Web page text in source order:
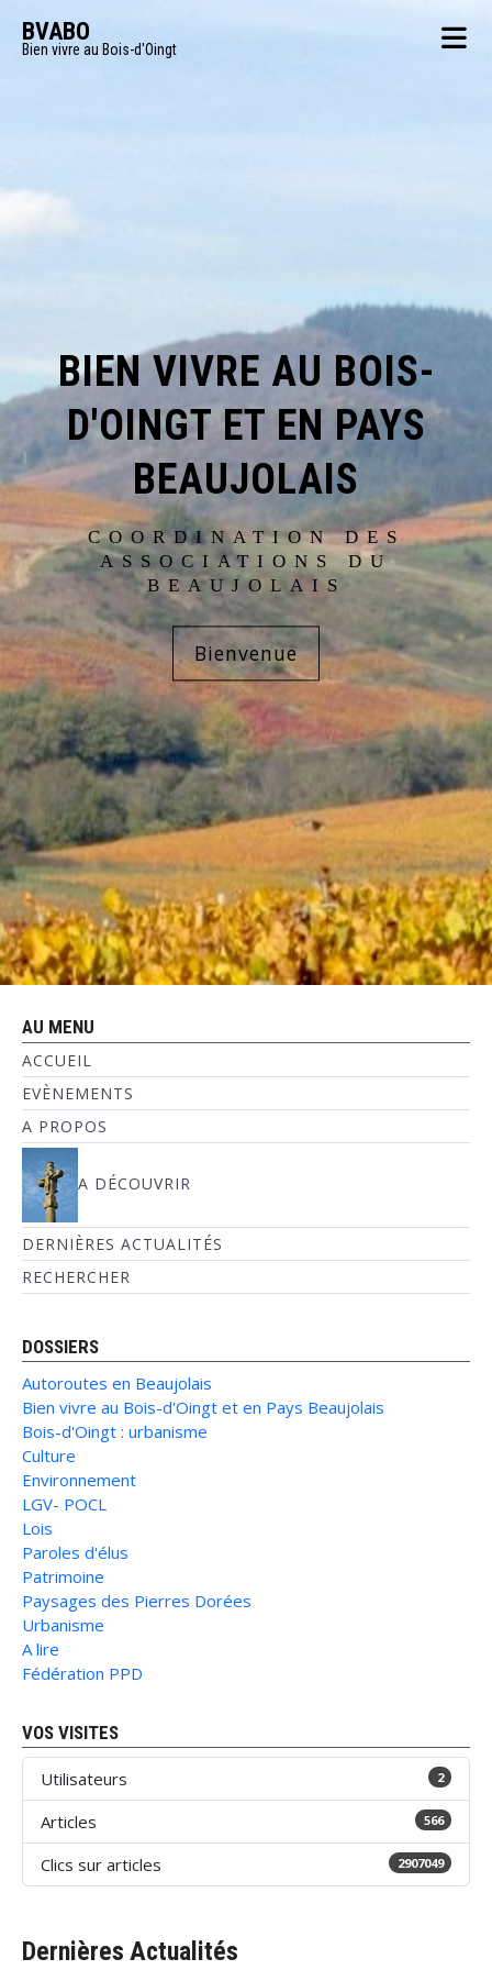
BVABO
Bien vivre au Bois-d'Oingt
BIEN VIVRE AU BOIS-
D'OINGT ET EN PAYS
BEAUJOLAIS
COORDINATION DES
ASSOCIATIONS DU
BEAUJOLAIS
Bienvenue
AU MENU
ACCUEIL
EVÈNEMENTS
A PROPOS
A DÉCOUVRIR
DERNIÈRES ACTUALITÉS
RECHERCHER
DOSSIERS
Autoroutes en Beaujolais
Bien vivre au Bois-d'Oingt et en Pays Beaujolais
Bois-d'Oingt : urbanisme
Culture
Environnement
LGV- POCL
Lois
Paroles d'élus
Patrimoine
Paysages des Pierres Dorées
Urbanisme
A lire
Fédération PPD
VOS VISITES
Utilisateurs 2
Articles 566
Clics sur articles 2907049
Dernières Actualités